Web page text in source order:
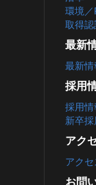
環境／
取得認
最新
最新
採用
採用情
新卒
アク
アク
お問